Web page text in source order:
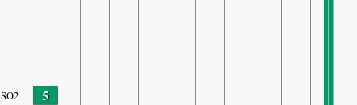
SO2 5